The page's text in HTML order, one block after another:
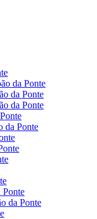
da Ponte
da Ponte
da Ponte
da Ponte
Ponte
da Ponte